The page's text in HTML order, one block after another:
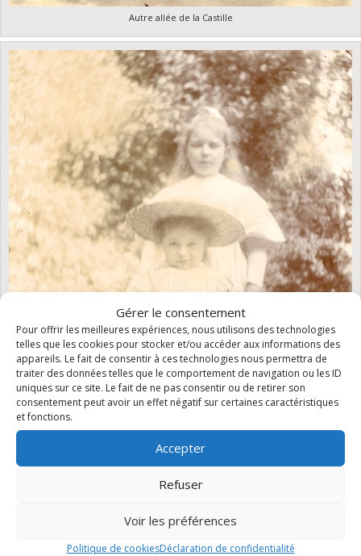
Gérer le consentement
Pour offrir les meilleures expériences, nous utilisons des technologies
telles que les cookies pour stocker et/ou accéder aux informations des
appareils. Le fait de consentir à ces technologies nous permettra de
traiter des données telles que le comportement de navigation ou les ID
uniques sur ce site. Le fait de ne pas consentir ou de retirer son
consentement peut avoir un effet négatif sur certaines caractéristiques
et fonctions.
Accepter
Refuser
Voir les préférences
Politique de cookiesDéclaration de confidentialité
Autre allée de la Castille